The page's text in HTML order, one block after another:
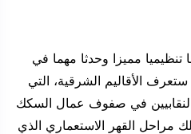
المغربية، يوم الاحد المقبل 27 مارس 2022، عرسا تنظيميا مميزا وحدثا مهما في
الأقاليم الشرقية، التي
في صفوف عمال السكك
القهر الاستعماري الذي